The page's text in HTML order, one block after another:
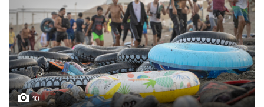
Празднование дня ВДВ